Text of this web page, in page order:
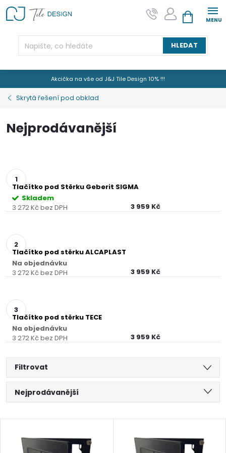
Přejít
na
HLEDAT
NÁKUPNÍ KOŠÍK
Akcička na vše od J&J Tile Design 10% !!!
Skrytá řešení pod obklad
Nejprodávanější
Tlačítko pod Stěrku Geberit SIGMA
Skladem
3 959 Kč
3 272 Kč bez DPH
Tlačítko pod stěrku ALCAPLAST
Na objednávku
3 959 Kč
3 272 Kč bez DPH
Tlačítko pod stěrku TECE
Na objednávku
3 959 Kč
3 272 Kč bez DPH
Filtrovat
Ř
a
Nejprodávanější